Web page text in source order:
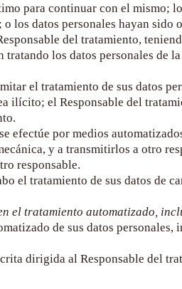
para continuar con el mismo;
los datos personales hayan
del tratamiento,
los datos personales de
el tratamiento de sus datos
ilícito; el Responsable del
efectúe por medios
y a transmitirlos a otro
responsable.
el tratamiento de sus datos de
el tratamiento automatizado,
de sus datos
dirigida al Responsable del